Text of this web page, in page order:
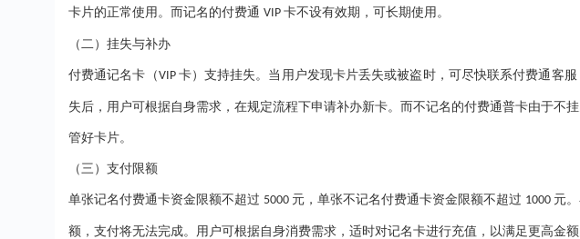
卡片的正常使用。而记名的付费通 VIP 卡不设有效期，可长期使用。
（二）挂失与补办
付费通记名卡（VIP 卡）支持挂失。当用户发现卡片丢失或被盗时，可尽快联系付费通客
失后，用户可根据自身需求，在规定流程下申请补办新卡。而不记名的付费通普卡由于不
管好卡片。
（三）支付限额
单张记名付费通卡资金限额不超过 5000 元，单张不记名付费通卡资金限额不超过 1000 元
额，支付将无法完成。用户可根据自身消费需求，适时对记名卡进行充值，以满足更高金额